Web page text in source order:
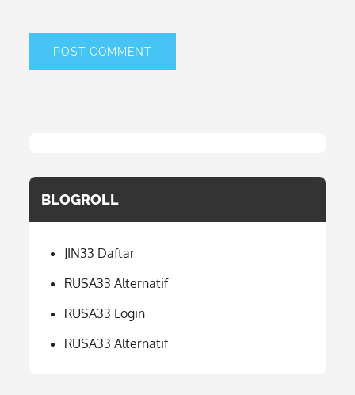
BLOGROLL
JIN33 Daftar
RUSA33 Alternatif
RUSA33 Login
RUSA33 Alternatif